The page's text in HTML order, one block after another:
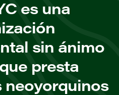
es una
sin ánimo
presta
neoyorquinos